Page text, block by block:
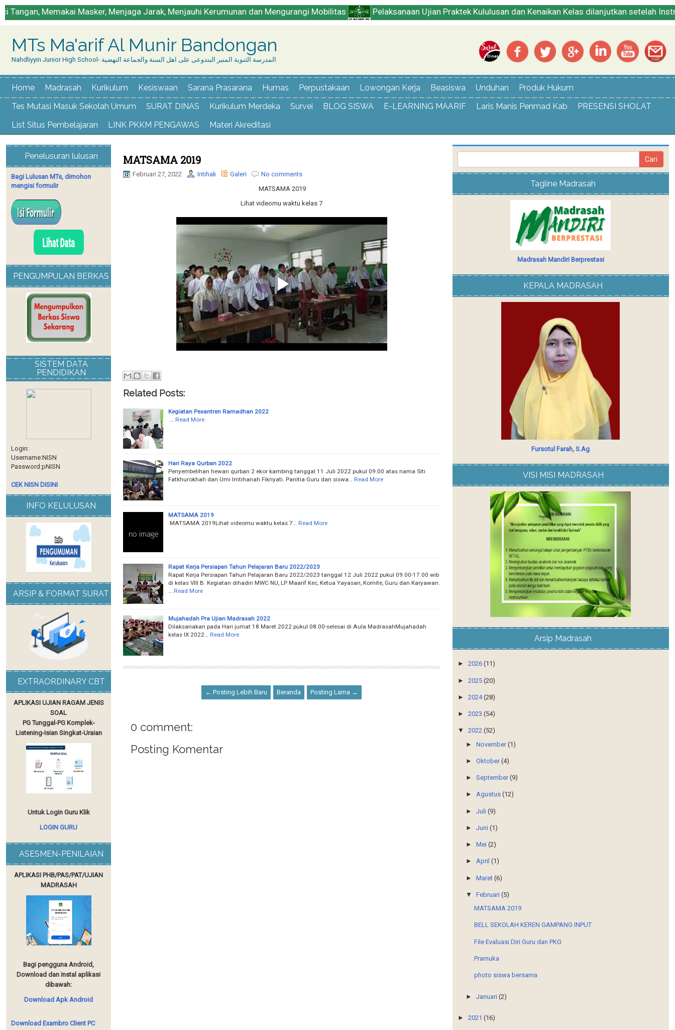
Memakai Masker, Menjaga Jarak, Menjauhi Kerumunan dan Mengurangi Mobilitas Pelaksanaan Ujian Praktek Kululusan dan Kenaikan Kelas dilanjutkan setelah Instruksi
MTs Ma'arif Al Munir Bandongan
Nahdliyyin Junior High School- المدرسة الثنوية المنير البندوعى على اهل السنة والجماعة النهضية
Home Madrasah Kurikulum Kesiswaan Sarana Prasarana Humas Perpustakaan Lowongan Kerja Beasiswa Unduhan
Produk Hukum
Tes Mutasi Masuk Sekolah Umum
SURAT DINAS Kurikulum Merdeka Survei BLOG SISWA E-LEARNING MAARIF Laris Manis Penmad Kab
PRESENSI SHOLAT
List Situs Pembelajaran
LINK PKKM PENGAWAS Materi Akreditasi
MATSAMA 2019
Februari 27, 2022 Intihak Galeri
No comments
MATSAMA 2019
Lihat videomu waktu kelas 7
Related Posts:
Kegiatan Pesantren Ramadhan 2022
Read More
Hari Raya Qurban 2022
Penyembelihan hewan qurban 2 ekor kambing tanggal 11 Juli 2022 pukul 09.00 atas nama Siti
Fatkhurokhah dan Umi Imtihanah Fikriyati. Panitia Guru dan siswa…
Read More
MATSAMA 2019
MATSAMA 2019Lihat videomu waktu kelas 7…
Read More
Rapat Kerja Persiapan Tahun Pelajaran Baru 2022/2023
Rapat Kerja Persiapan Tahun Pelajaran Baru 2022/2023 tanggal 12 Juli 2022 pukul 09.00-17.00 wib
di kelas VIII B. Kegiatan dihadiri MWC NU, LP Maarif Kec, Ketua Yayasan, Komite, Guru dan Karyawan.
Read More
Mujahadah Pra Ujian Madrasah 2022
Dilaksanakan pada Hari jumat 18 Maret 2022 pukul 08.00-selesai di Aula MadrasahMujahadah
kelas IX 2022…
Read More
← Posting Lebih Baru Beranda Posting Lama →
0 comment:
Posting Komentar
Penelusuran lulusan
Bagi Lulusan MTs, dimohon
mengisi formulir
PENGUMPULAN BERKAS
SISTEM DATA
PENDIDIKAN
Login:
Username:NISN
Password:pNISN
CEK NISN DISINI
INFO KELULUSAN
ARSIP & FORMAT SURAT
EXTRAORDINARY CBT
APLIKASI UJIAN RAGAM JENIS
SOAL
PG Tunggal-PG Komplek-
Listening-Isian Singkat-Uraian
Untuk Login Guru Klik
LOGIN GURU
ASESMEN-PENILAIAN
APLIKASI PHB/PAS/PAT/UJIAN
MADRASAH
Bagi pengguna Android,
Download dan instal aplikasi
dibawah:
Download Apk Android
Download Exambro Client PC
Tagline Madrasah
Madrasah Mandiri Berprestasi
KEPALA MADRASAH
Fursotul Farah, S.Ag
VISI MISI MADRASAH
Arsip Madrasah
►2026(11)
►2025(20)
►2024(28)
►2023(54)
▼2022(52)
► November(1)
► Oktober(4)
► September(9)
► Agustus (12)
► Juli (9)
► Juni (1)
► Mei (2)
► April (1)
► Maret (6)
▼ Februari (5)
MATSAMA 2019
BELL SEKOLAH KEREN GAMPANG INPUT
File Evaluasi Diri Guru dan PKG
Pramuka
photo siswa bersama
► Januari (2)
►2021(16)